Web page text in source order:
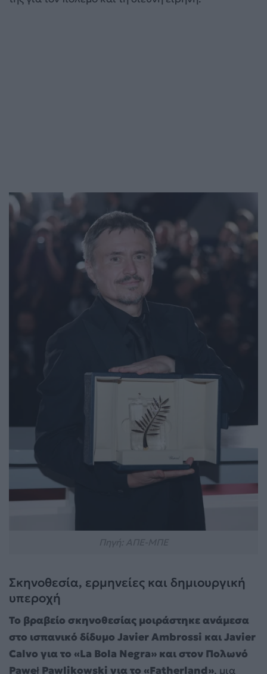
Σκηνοθεσία, ερμηνείες και δημιουργική
υπεροχή
Το βραβείο σκηνοθεσίας μοιράστηκε ανάμεσα
στο ισπανικό δίδυμο Javier Ambrossi και Javier
Calvo για το «La Bola Negra» και στον Πολωνό
Paweł Pawlikowski για το «Fatherland», μια